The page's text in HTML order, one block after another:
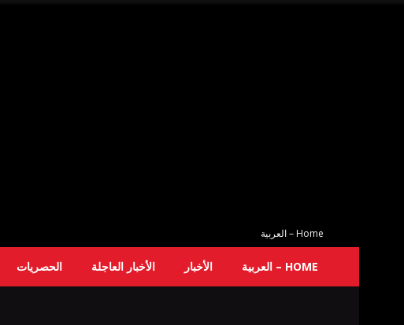
Home – العربية
HOME – العربية الأخبار الأخبار العاجلة الحصريات